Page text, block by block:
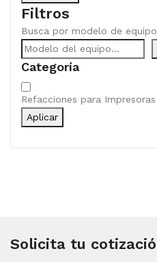
Filtros
Busca por modelo de equipo
Categoría
Categoría
Refacciones para Impresoras
Aplicar
Solicita tu